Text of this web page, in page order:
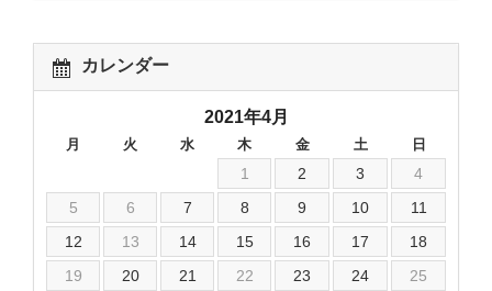
カレンダー
2021年4月
月 火 水 木 金 土 日
1 2 3
4
5
6 7 8 9 10
11
12
13 14 15 16 17
18
19
20 21 22 23 24
25